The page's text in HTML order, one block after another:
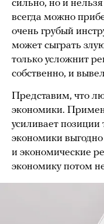
сильно, но и
всегда можно
очень грубый
может сыграть
только усложнит
собственно, и
Представим, что
экономики.
усиливает позиции
экономики
и экономические
экономику потом